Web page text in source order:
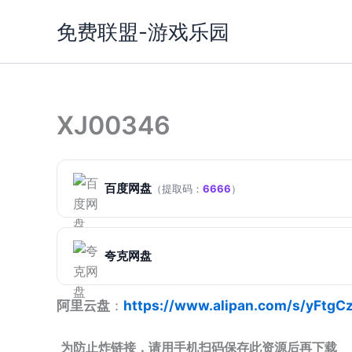
免费联盟-游戏乐园
XJ00346
百度网盘 （提取码： 6666）
夸克网盘
阿里云盘 ： https://www.alipan.com/s/
为防止炸链接，请用手机扫码保存此资源后再下载